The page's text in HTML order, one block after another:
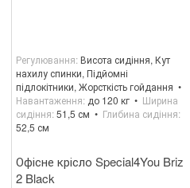
Офісне крісло Special4You Briz
2 Black
Регулювання Висота сидіння, Кут
нахилу спинки, Підйомні
підлокітники, Жорсткість гойдання
Навантаження до 120 кг
Ширина
сидіння 51,5 см
Глибина сидіння
52,5 см